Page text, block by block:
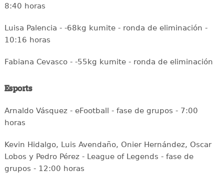
8:40 horas
Luisa Palencia - -68kg kumite - ronda de eliminación -
10:16 horas
Fabiana Cevasco - -55kg kumite - ronda de eliminación
Esports
Arnaldo Vásquez - eFootball - fase de grupos - 7:00
horas
Kevin Hidalgo, Luis Avendaño, Onier Hernández, Oscar
Lobos y Pedro Pérez - League of Legends - fase de
grupos - 12:00 horas